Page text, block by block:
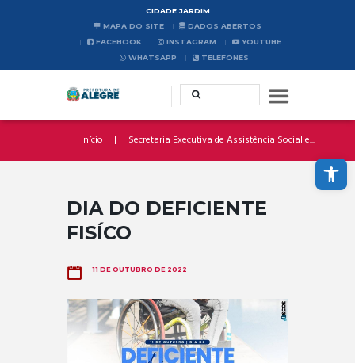
Abrir a barra de ferramentas
CIDADE JARDIM
MAPA DO SITE
DADOS ABERTOS
FACEBOOK
INSTAGRAM
YOUTUBE
WHATSAPP
TELEFONES
Início Secretaria Executiva de Assistência Social e...
DIA DO DEFICIENTE
FISÍCO
11 DE OUTUBRO DE 2022